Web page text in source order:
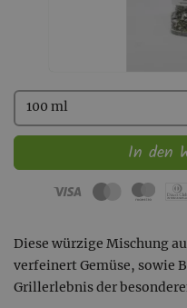
Kaufen
100 ml
In den
Diese würzige Mischung
verfeinert Gemüse, sowie
Grillerlebnis der